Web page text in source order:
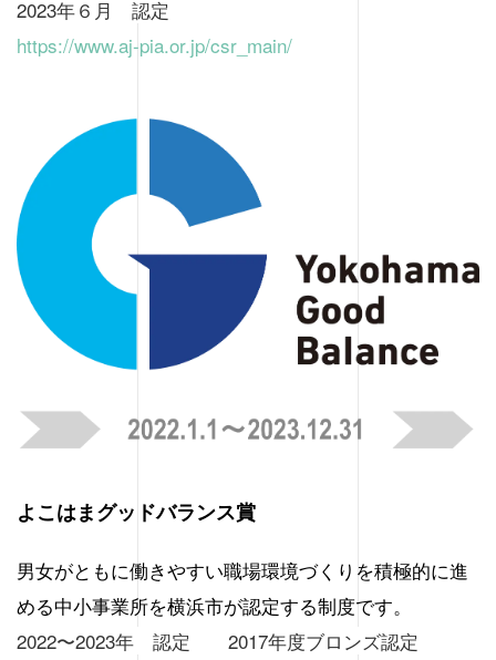
2023年６月 認定
https://www.aj-pia.or.jp/csr_main/
よこはまグッドバランス賞
男女がともに働きやすい職場環境づくりを積極的に進
める中小事業所を横浜市が認定する制度です。
2022〜2023年 認定 2017年度ブロンズ認定